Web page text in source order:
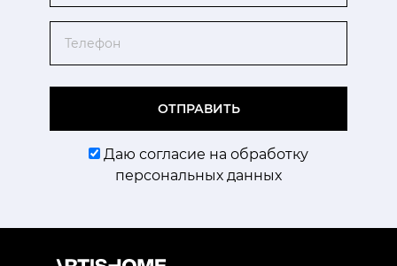
ОТПРАВИТЬ
Даю согласие на обработку
персональных данных